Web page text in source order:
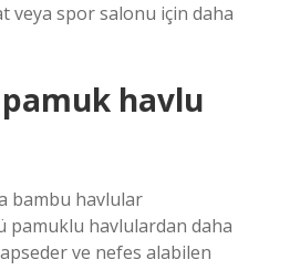
veya spor salonu için daha
havlu
bambu havlular
pamuklu havlulardan daha
ve nefes alabilen